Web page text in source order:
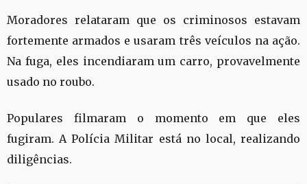
Moradores relataram que os criminosos estavam
fortemente armados e usaram três veículos na ação.
Na fuga, eles incendiaram um carro, provavelmente
usado no roubo.
Populares filmaram o momento em que eles
fugiram. A Polícia Militar está no local, realizando
diligências.